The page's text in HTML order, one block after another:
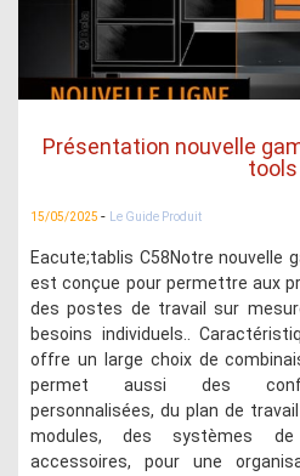
Présentation nouvelle
tools
15/05/2025 - Le Guide Produit
Eacute;tablis C58Notre nouvelle
est conçue pour permettre aux
des postes de travail sur
besoins individuels..
offre un large choix de
permet aussi des
personnalisées, du plan de
modules, des systèmes
accessoires, pour une